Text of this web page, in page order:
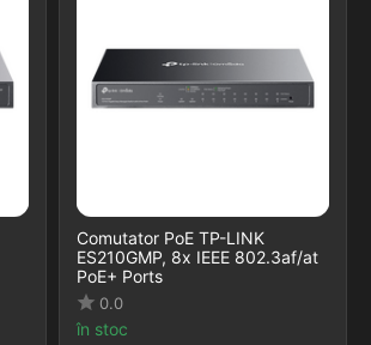
Comutator PoE TP-LINK
ES210GMP, 8x IEEE 802.3af/at
PoE+ Ports
0.0
în stoc